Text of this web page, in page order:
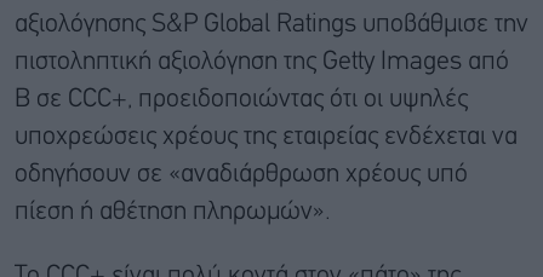
αξιολόγησης S&P Global Ratings υποβάθμισε την
πιστοληπτική αξιολόγηση της Getty Images από
B σε CCC+, προειδοποιώντας ότι οι υψηλές
υποχρεώσεις χρέους της εταιρείας ενδέχεται να
οδηγήσουν σε «αναδιάρθρωση χρέους υπό
πίεση ή αθέτηση πληρωμών».